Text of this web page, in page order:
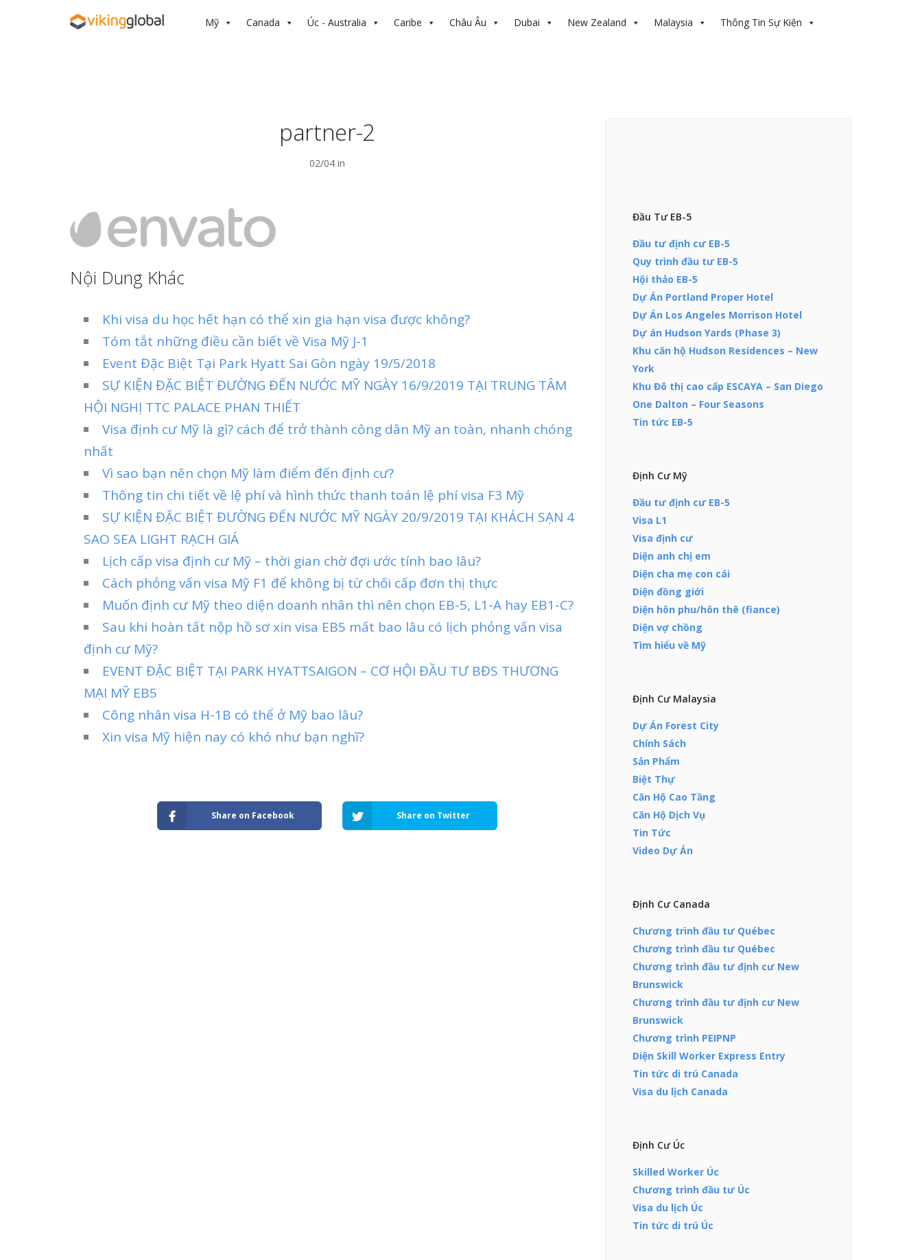
Mỹ Canada Úc - Australia Caribe Châu Âu Dubai New Zealand Malaysia Thông Tin Sự Kiện
partner-2
02/04 in
Nội Dung Khác
Khi visa du học hết hạn có thể xin gia hạn visa được không?
Tóm tắt những điều cần biết về Visa Mỹ J-1
Event Đặc Biệt Tại Park Hyatt Sai Gòn ngày 19/5/2018
SỰ KIỆN ĐẶC BIỆT ĐƯỜNG ĐẾN NƯỚC MỸ NGÀY 16/9/2019 TẠI TRUNG TÂM
HỘI NGHỊ TTC PALACE PHAN THIẾT
Visa định cư Mỹ là gì? cách để trở thành công dân Mỹ an toàn, nhanh chóng
nhất
Vì sao bạn nên chọn Mỹ làm điểm đến định cư?
Thông tin chi tiết về lệ phí và hình thức thanh toán lệ phí visa F3 Mỹ
SỰ KIỆN ĐẶC BIỆT ĐƯỜNG ĐẾN NƯỚC MỸ NGÀY 20/9/2019 TẠI KHÁCH SẠN 4
SAO SEA LIGHT RẠCH GIÁ
Lịch cấp visa định cư Mỹ – thời gian chờ đợi ước tính bao lâu?
Cách phỏng vấn visa Mỹ F1 để không bị từ chối cấp đơn thị thực
Muốn định cư Mỹ theo diện doanh nhân thì nên chọn EB-5, L1-A hay EB1-C?
Sau khi hoàn tất nộp hồ sơ xin visa EB5 mất bao lâu có lịch phỏng vấn visa
định cư Mỹ?
EVENT ĐẶC BIỆT TẠI PARK HYATTSAIGON – CƠ HỘI ĐẦU TƯ BĐS THƯƠNG
MẠI MỸ EB5
Công nhân visa H-1B có thể ở Mỹ bao lâu?
Xin visa Mỹ hiện nay có khó như bạn nghĩ?
Share on Facebook Share on Twitter
Đầu Tư EB-5
Đầu tư định cư EB-5
Quy trình đầu tư EB-5
Hội thảo EB-5
Dự Án Portland Proper Hotel
Dự Án Los Angeles Morrison Hotel
Dự án Hudson Yards (Phase 3)
Khu căn hộ Hudson Residences – New
York
Khu Đô thị cao cấp ESCAYA – San Diego
One Dalton – Four Seasons
Tin tức EB-5
Định Cư Mỹ
Đầu tư định cư EB-5
Visa L1
Visa định cư
Diện anh chị em
Diện cha mẹ con cái
Diện đồng giới
Diện hôn phu/hôn thê (fiance)
Diện vợ chồng
Tìm hiểu về Mỹ
Định Cư Malaysia
Dự Án Forest City
Chính Sách
Sản Phẩm
Biệt Thự
Căn Hộ Cao Tầng
Căn Hộ Dịch Vụ
Tin Tức
Video Dự Án
Định Cư Canada
Chương trình đầu tư Québec
Chương trình đầu tư Québec
Chương trình đầu tư định cư New
Brunswick
Chương trình đầu tư định cư New
Brunswick
Chương trình PEIPNP
Diện Skill Worker Express Entry
Tin tức di trú Canada
Visa du lịch Canada
Định Cư Úc
Skilled Worker Úc
Chương trình đầu tư Úc
Visa du lịch Úc
Tin tức di trú Úc